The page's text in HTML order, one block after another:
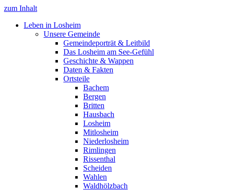
zum Inhalt
Leben in Losheim
Unsere Gemeinde
Gemeindeporträt & Leitbild
Das Losheim am See-Gefühl
Geschichte & Wappen
Daten & Fakten
Ortsteile
Bachem
Bergen
Britten
Hausbach
Losheim
Mitlosheim
Niederlosheim
Rimlingen
Rissenthal
Scheiden
Wahlen
Waldhölzbach